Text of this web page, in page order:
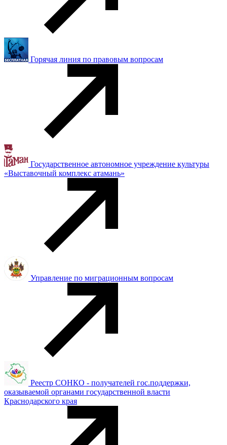
Горячая линия по правовым вопросам
Государственное автономное учреждение культуры
«Выставочный комплекс атамань»
Управление по миграционным вопросам
Реестр СОНКО - получателей гос.поддержки,
оказываемой органами государственной власти
Краснодарского края